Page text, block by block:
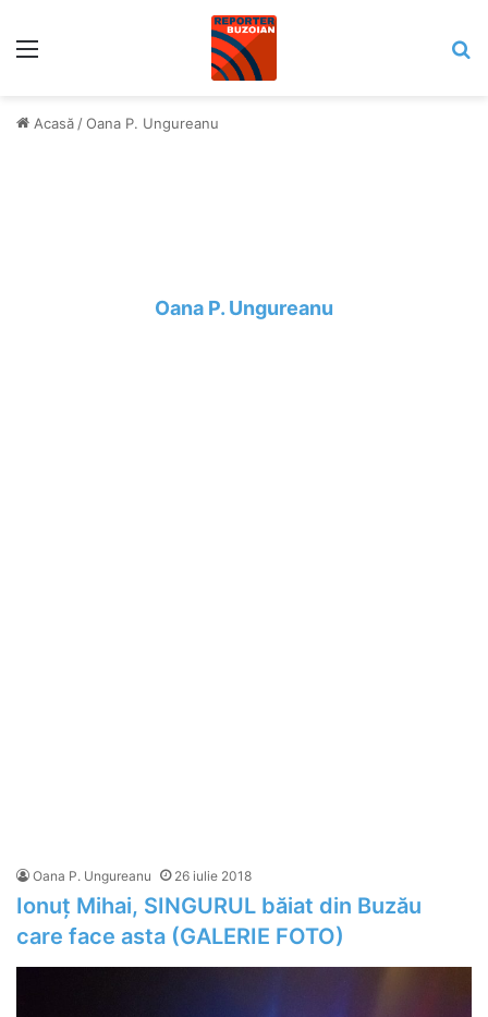
Acasă /Oana P. Ungureanu
Oana P. Ungureanu
Oana P. Ungureanu 26 iulie 2018
Ionuț Mihai, SINGURUL băiat din Buzău
care face asta (GALERIE FOTO)